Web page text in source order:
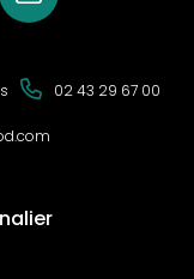
02 43 29 67 00